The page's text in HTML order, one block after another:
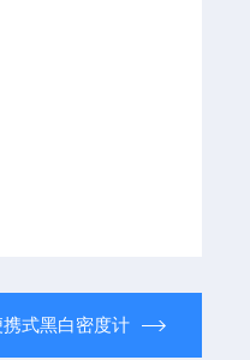
式黑白密度计